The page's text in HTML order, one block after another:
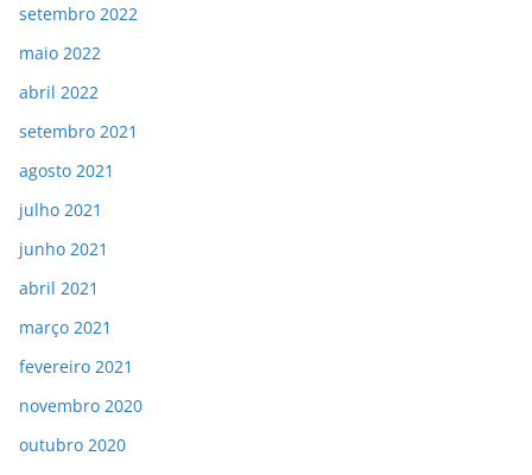
setembro 2022
maio 2022
abril 2022
setembro 2021
agosto 2021
julho 2021
junho 2021
abril 2021
março 2021
fevereiro 2021
novembro 2020
outubro 2020